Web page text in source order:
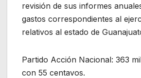
revisión de sus informes
gastos correspondientes al
relativos al estado de
Partido Acción Nacional: 363
con 55 centavos.